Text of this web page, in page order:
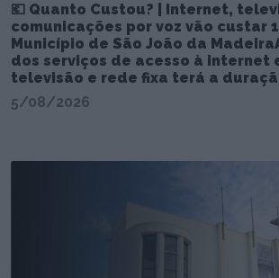
💶 Quanto Custou? | Internet,
comunicações por voz vão custar
Município de São João da
dos serviços de acesso à internet
televisão e rede fixa terá a
5/08/2026